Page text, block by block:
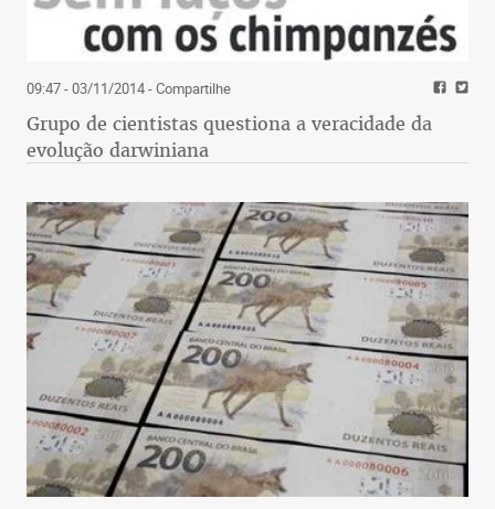
09:47 - 03/11/2014- Compartilhe
Grupo de cientistas questiona a veracidade da
evolução darwiniana